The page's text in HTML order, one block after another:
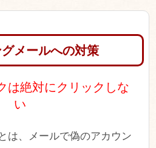
メールへの対策
は絶対にクリックしな
い
は、メールで偽のアカウン